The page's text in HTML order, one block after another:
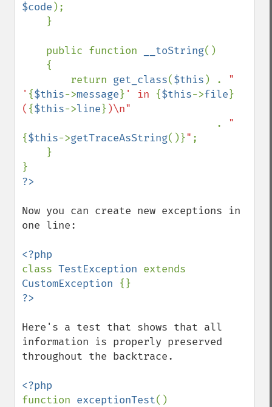
$code );
    public function
__toString()
        return
get_class($this ) . "
' {$this->message} ' in {$this->file}
( {$this->line} )\n"
. "
{$this->getTraceAsString()}" ;
Now you can create new exceptions in
one line:
class TestException
CustomException
Here's a test that shows that all
information is properly preserved
throughout the backtrace.
function exceptionTest()